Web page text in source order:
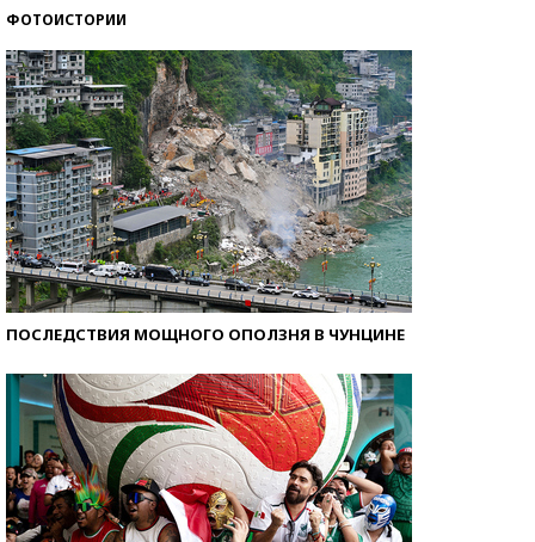
ФОТОИСТОРИИ
ПОСЛЕДСТВИЯ МОЩНОГО ОПОЛЗНЯ В ЧУНЦИНЕ